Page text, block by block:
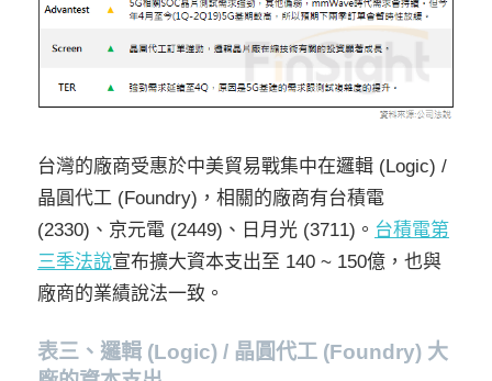
台灣的廠商受惠於中美貿易戰集中在邏輯 (Logic) /
晶圓代工 (Foundry)，相關的廠商有台積電
(2330)、京元電 (2449)、日月光 (3711)。 台積電第
三季法說宣布擴大資本支出至 140 ~ 150億，也與
廠商的業績說法一致。
表三 、 邏輯 (Logic) / 晶圓代工 (Foundry) 大